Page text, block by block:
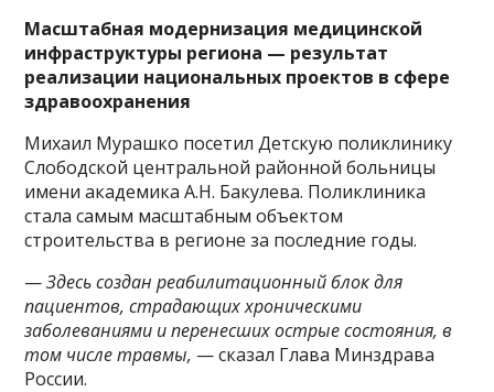
Масштабная модернизация медицинской
инфраструктуры региона — результат
реализации национальных проектов в сфере
здравоохранения
Михаил Мурашко посетил Детскую поликлинику
Слободской центральной районной больницы
имени академика А.Н. Бакулева. Поликлиника
стала самым масштабным объектом
строительства в регионе за последние годы.
—Здесь создан реабилитационный блок для
пациентов, страдающих хроническими
заболеваниями и перенесших острые состояния, в
том числе травмы, — сказал Глава Минздрава
России.